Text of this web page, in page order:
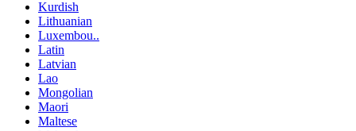
Kurdish
Lithuanian
Luxembou..
Latin
Latvian
Lao
Mongolian
Maori
Maltese